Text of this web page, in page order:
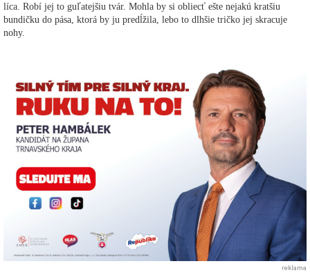
líca. Robí jej to guľatejšiu tvár. Mohla by si obliecť ešte nejakú kratšiu
bundičku do pása, ktorá by ju predĺžila, lebo to dlhšie tričko jej skracuje
nohy.
reklama